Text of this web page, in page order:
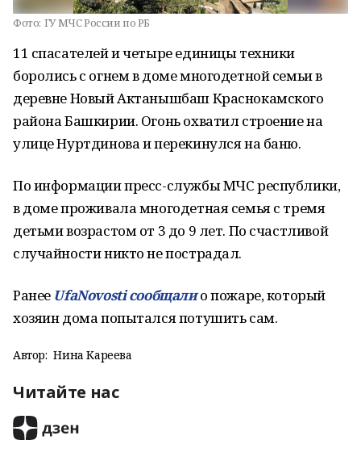
Фото: ГУ МЧС России по РБ
11 спасателей и четыре единицы техники
боролись с огнем в доме многодетной семьи в
деревне Новый Актанышбаш Краснокамского
района Башкирии. Огонь охватил строение на
улице Нуртдинова и перекинулся на баню.
По информации пресс-службы МЧС республики,
в доме проживала многодетная семья с тремя
детьми возрастом от 3 до 9 лет. По счастливой
случайности никто не пострадал.
Ранее UfaNovosti сообщалио пожаре, который
хозяин дома попытался потушить сам.
Автор: Нина Кареева
Читайте нас